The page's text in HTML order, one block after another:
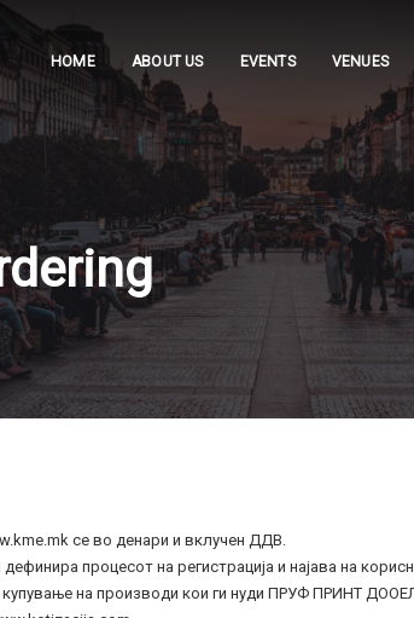
HOME ABOUT US EVENTS VENUES
се во денари и вклучен ДДВ.
процесот на регистрација и најава на
купување на производи кои ги нуди ПРУФ ПРИНТ